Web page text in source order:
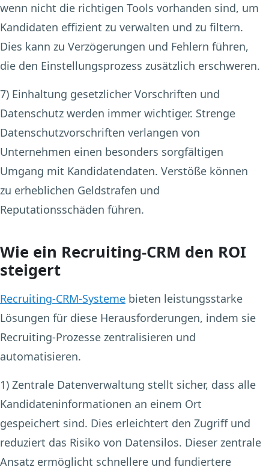
wenn nicht die richtigen Tools vorhanden sind, um
Kandidaten effizient zu verwalten und zu filtern.
Dies kann zu Verzögerungen und Fehlern führen,
die den Einstellungsprozess zusätzlich erschweren.
7) Einhaltung gesetzlicher Vorschriften und
Datenschutz werden immer wichtiger. Strenge
Datenschutzvorschriften verlangen von
Unternehmen einen besonders sorgfältigen
Umgang mit Kandidatendaten. Verstöße können
zu erheblichen Geldstrafen und
Reputationsschäden führen.
Wie ein Recruiting-CRM den ROI
steigert
Recruiting-CRM-Systeme bieten leistungsstarke
Lösungen für diese Herausforderungen, indem sie
Recruiting-Prozesse zentralisieren und
automatisieren.
1) Zentrale Datenverwaltung stellt sicher, dass alle
Kandidateninformationen an einem Ort
gespeichert sind. Dies erleichtert den Zugriff und
reduziert das Risiko von Datensilos. Dieser zentrale
Ansatz ermöglicht schnellere und fundiertere